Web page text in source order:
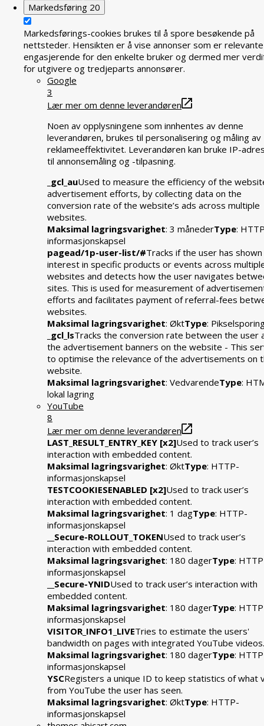
Markedsføring 20
Markedsførings-cookies brukes til å spore besøkende på
nettsteder. Hensikten er å vise annonser som er
engasjerende for den enkelte bruker og dermed mer
for utgivere og tredjeparts annonsører.
Google
3
Lær mer om denne leverandøren
Noen av opplysningene som innhentes av denne
leverandøren, brukes til personalisering og måling av
reklameeffektivitet. Leverandøren kan bruke IP-
til annonsemåling og -tilpasning.
_gcl_auUsed to measure the efficiency of the
advertisement efforts, by collecting data on the
conversion rate of the website’s ads across multiple
websites.
Maksimal lagringsvarighet: 3 månederType:
informasjonskapsel
pagead/1p-user-list/#Tracks if the user has shown
interest in specific products or events across
websites and detects how the user navigates
sites. This is used for measurement of
efforts and facilitates payment of referral-fees
websites.
Maksimal lagringsvarighet: ØktType:
_gcl_lsTracks the conversion rate between the user
the advertisement banners on the website - This
to optimise the relevance of the advertisements on
website.
Maksimal lagringsvarighet: VedvarendeType:
lokal lagring
YouTube
8
Lær mer om denne leverandøren
LAST_RESULT_ENTRY_KEY [x2]Used to track user’s
interaction with embedded content.
Maksimal lagringsvarighet: ØktType: HTTP-
informasjonskapsel
TESTCOOKIESENABLED [x2]Used to track user’s
interaction with embedded content.
Maksimal lagringsvarighet: 1 dagType: HTTP-
informasjonskapsel
__Secure-ROLLOUT_TOKENUsed to track user’s
interaction with embedded content.
Maksimal lagringsvarighet: 180 dagerType:
informasjonskapsel
__Secure-YNIDUsed to track user’s interaction with
embedded content.
Maksimal lagringsvarighet: 180 dagerType:
informasjonskapsel
VISITOR_INFO1_LIVETries to estimate the users'
bandwidth on pages with integrated YouTube videos.
Maksimal lagringsvarighet: 180 dagerType:
informasjonskapsel
YSCRegisters a unique ID to keep statistics of what
from YouTube the user has seen.
Maksimal lagringsvarighet: ØktType: HTTP-
informasjonskapsel